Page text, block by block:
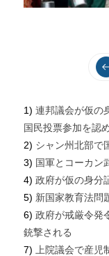
1) 連邦議会が仮の
国民投票参加を認
2) シャン州北部で
3) 国軍とコーカン
4) 政府が仮の身分
5) 新国家教育法問
6) 政府が戒厳令発
銃撃される
7)
上院議会で産児